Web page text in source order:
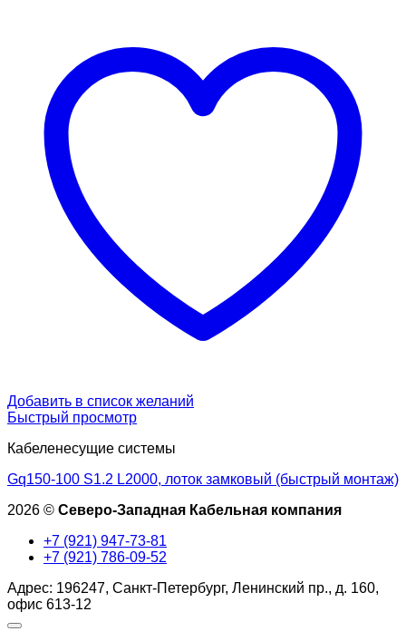
Добавить в список желаний
Быстрый просмотр
Кабеленесущие системы
Gq150-100 S1.2 L2000, лоток замковый (быстрый монтаж)
2026 © Северо-Западная Кабельная компания
+7 (921) 947-73-81
+7 (921) 786-09-52
Адрес: 196247, Санкт-Петербург, Ленинский пр., д. 160,
офис 613-12